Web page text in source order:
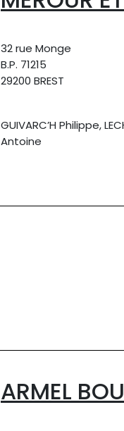
32 rue Monge
B.P. 71215
29200 BREST
GUIVARC’H Philippe,
Antoine
ARMEL